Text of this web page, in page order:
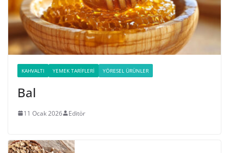
KAHVALTI YEMEK TARIFLERI YÖRESEL ÜRÜNLER
Bal
11 Ocak 2026 Editör